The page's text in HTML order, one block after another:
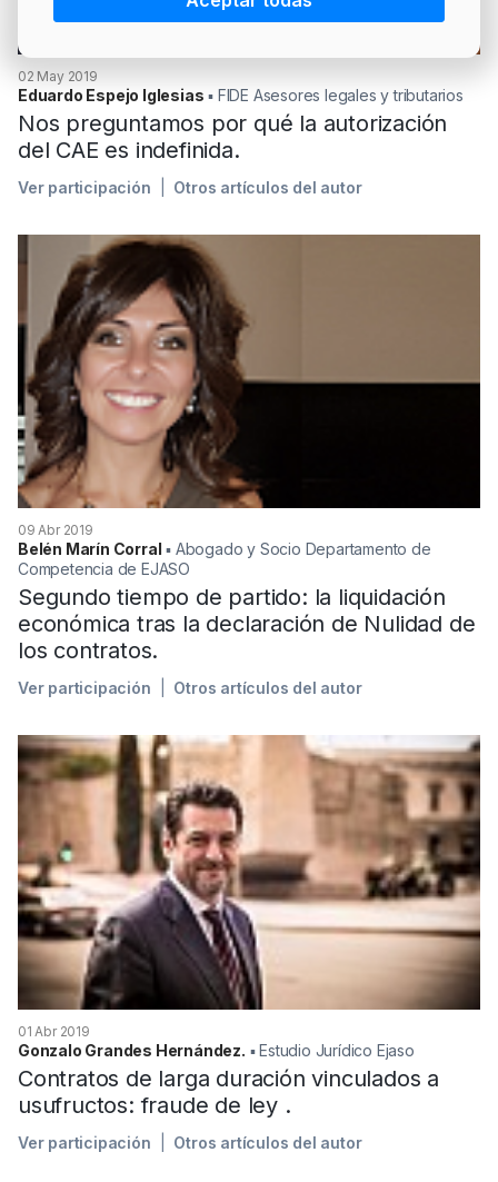
02 May 2019
Eduardo Espejo Iglesias ▪︎ FIDE Asesores legales y tributarios
Nos preguntamos por qué la autorización
del CAE es indefinida.
Ver participación Otros artículos del autor
09 Abr 2019
Belén Marín Corral ▪︎ Abogado y Socio Departamento de
Competencia de EJASO
Segundo tiempo de partido: la liquidación
económica tras la declaración de Nulidad de
los contratos.
Ver participación Otros artículos del autor
01 Abr 2019
Gonzalo Grandes Hernández. ▪︎ Estudio Jurídico Ejaso
Contratos de larga duración vinculados a
usufructos: fraude de ley .
Ver participación Otros artículos del autor
NEWSLETTER
LÍDERES EQUIPAMIENTOS Y SERVICIOS DEL
SECTOR
GSO AGRÍCOLA
GSO PROFESIONAL
MOD. 511
EXISTENCIAS
MOD. 500-503
MODELO 319
LÍDERES EQUIPAMIENTOS Y SERVICIOS SECTOR